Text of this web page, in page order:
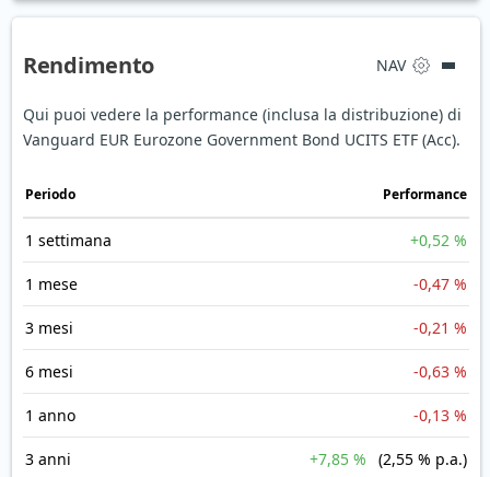
Rendimento NAV
Qui puoi vedere la performance (inclusa la distribuzione) di
Vanguard EUR Eurozone Government Bond UCITS ETF (Acc).
Periodo Performance
1 settimana +0,52 %
1 mese -0,47 %
3 mesi -0,21 %
6 mesi -0,63 %
1 anno -0,13 %
3 anni +7,85 % (2,55 % p.a.)